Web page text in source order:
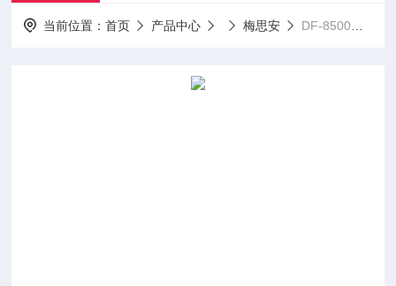
当前位置：首页 产品中心 梅思安 DF-8500梅思安固定式气体探测器